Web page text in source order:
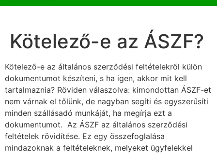
Kötelező-e az ÁSZF?
Kötelező-e az általános szerződési feltételekről külön
dokumentumot készíteni, s ha igen, akkor mit kell
tartalmaznia? Röviden válaszolva: kimondottan ÁSZF-et
nem várnak el tőlünk, de nagyban segíti és egyszerűsíti
minden szállásadó munkáját, ha megírja ezt a
dokumentumot. Az ÁSZF az általános szerződési
feltételek rövidítése. Ez egy összefoglalása
mindazoknak a feltételeknek, melyeket ügyfelekkel